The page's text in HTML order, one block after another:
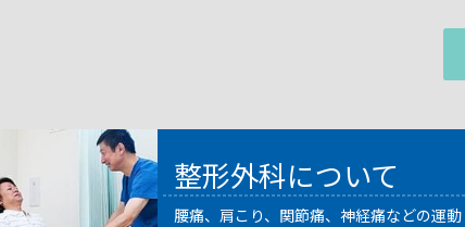
整形外科について
腰痛、肩こり、関節痛、神経痛などの運動